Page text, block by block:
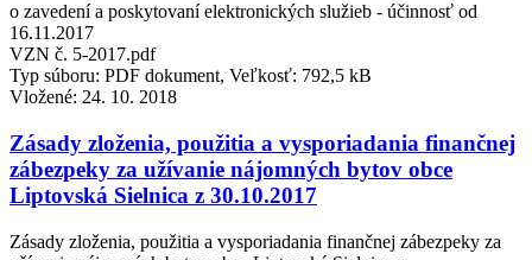
o zavedení a poskytovaní elektronických služieb - účinnosť od
16.11.2017
VZN č. 5-2017.pdf
Typ súboru: PDF dokument, Veľkosť: 792,5 kB
Vložené: 24. 10. 2018
Zásady zloženia, použitia a vysporiadania finančnej
zábezpeky za užívanie nájomných bytov obce
Liptovská Sielnica z 30.10.2017
Zásady zloženia, použitia a vysporiadania finančnej zábezpeky za